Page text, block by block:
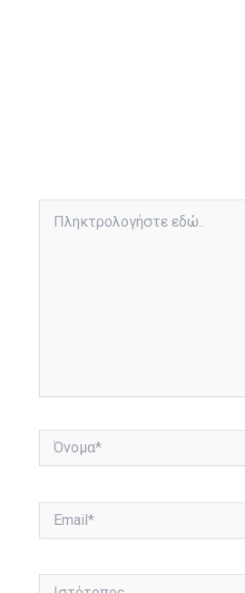
εδώ..
Όνομα*
Ιστότοπος